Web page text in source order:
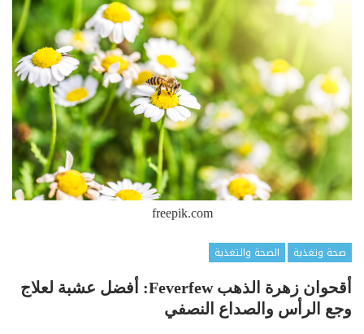
freepik.com
صحة وتغذية
الصحة والتغذية
أقحوان زهرة الذهب Feverfew: أفضل عشبة لعلاج
وجع الرأس والصداع النصفي